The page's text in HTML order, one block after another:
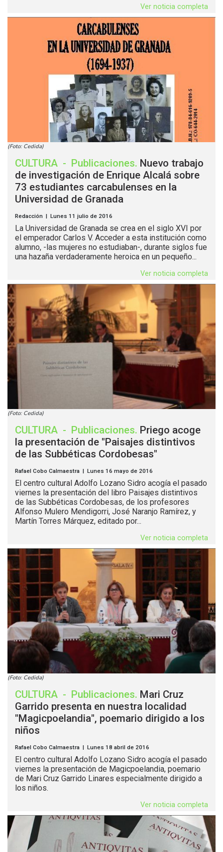
Ver noticia completa
(Foto: Cedida)
CULTURA - Publicaciones. Nuevo trabajo
de investigación de Enrique Alcalá sobre
73 estudiantes carcabulenses en la
Universidad de Granada
Redacción | Lunes 11 julio de 2016
La Universidad de Granada se crea en el siglo XVI por
el emperador Carlos V. Acceder a esta institución como
alumno, -las mujeres no estudiaban-, durante siglos fue
una hazaña verdaderamente heroica en un pequeño...
Ver noticia completa
(Foto: Cedida)
CULTURA - Publicaciones. Priego acoge
la presentación de "Paisajes distintivos
de las Subbéticas Cordobesas"
Rafael Cobo Calmaestra | Lunes 16 mayo de 2016
El centro cultural Adolfo Lozano Sidro acogía el pasado
viernes la presentación del libro Paisajes distintivos
de las Subbéticas Cordobesas, de los profesores
Alfonso Mulero Mendigorri, José Naranjo Ramírez, y
Martín Torres Márquez, editado por...
Ver noticia completa
(Foto: Cedida)
CULTURA - Publicaciones. Mari Cruz
Garrido presenta en nuestra localidad
"Magicpoelandia", poemario dirigido a los
niños
Rafael Cobo Calmaestra | Lunes 18 abril de 2016
El centro cultural Adolfo Lozano Sidro acogía el pasado
viernes la presentación de Magicpoelandia, poemario
de Mari Cruz Garrido Linares especialmente dirigido a
los niños.
Ver noticia completa